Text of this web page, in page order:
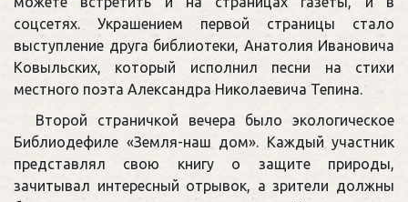
соцсетях. Украшением первой страницы стало
выступление друга библиотеки, Анатолия Ивановича
Ковыльских, который исполнил песни на стихи
местного поэта Александра Николаевича Тепина.
Второй страничкой вечера было экологическое
Библиодефиле «Земля-наш дом». Каждый участник
представлял свою книгу о защите природы,
зачитывал интересный отрывок, а зрители должны